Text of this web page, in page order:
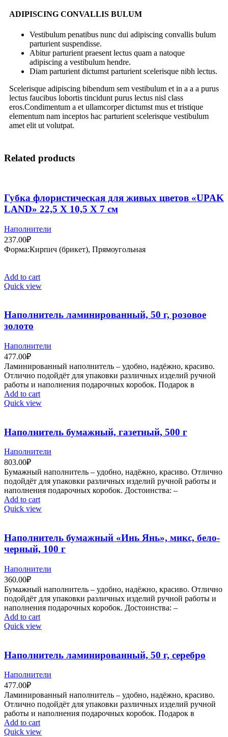
ADIPISCING CONVALLIS BULUM
Vestibulum penatibus nunc dui adipiscing convallis bulum
parturient suspendisse.
Abitur parturient praesent lectus quam a natoque
adipiscing a vestibulum hendre.
Diam parturient dictumst parturient scelerisque nibh lectus.
Scelerisque adipiscing bibendum sem vestibulum et in a a a purus
lectus faucibus lobortis tincidunt purus lectus nisl class
eros.Condimentum a et ullamcorper dictumst mus et tristique
elementum nam inceptos hac parturient scelerisque vestibulum
amet elit ut volutpat.
Related products
Губка флористическая для живых цветов «UPAK
LAND» 22,5 Х 10,5 Х 7 см
Наполнители
237.00₽
Форма:Кирпич (брикет), Прямоугольная
Add to cart
Quick view
Наполнитель ламинированный, 50 г, розовое
золото
Наполнители
477.00₽
Ламинированный наполнитель – удобно, надёжно, красиво.
Отлично подойдёт для упаковки различных изделий ручной
работы и наполнения подарочных коробок. Подарок в
Add to cart
Quick view
Наполнитель бумажный, газетный, 500 г
Наполнители
803.00₽
Бумажный наполнитель – удобно, надёжно, красиво. Отлично
подойдёт для упаковки различных изделий ручной работы и
наполнения подарочных коробок. Достоинства: –
Add to cart
Quick view
Наполнитель бумажный «Инь Янь», микс, бело-
черный, 100 г
Наполнители
360.00₽
Бумажный наполнитель – удобно, надёжно, красиво. Отлично
подойдёт для упаковки различных изделий ручной работы и
наполнения подарочных коробок. Достоинства: –
Add to cart
Quick view
Наполнитель ламинированный, 50 г, серебро
Наполнители
477.00₽
Ламинированный наполнитель – удобно, надёжно, красиво.
Отлично подойдёт для упаковки различных изделий ручной
работы и наполнения подарочных коробок. Подарок в
Add to cart
Quick view